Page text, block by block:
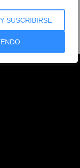
SUSCRIBIRSE